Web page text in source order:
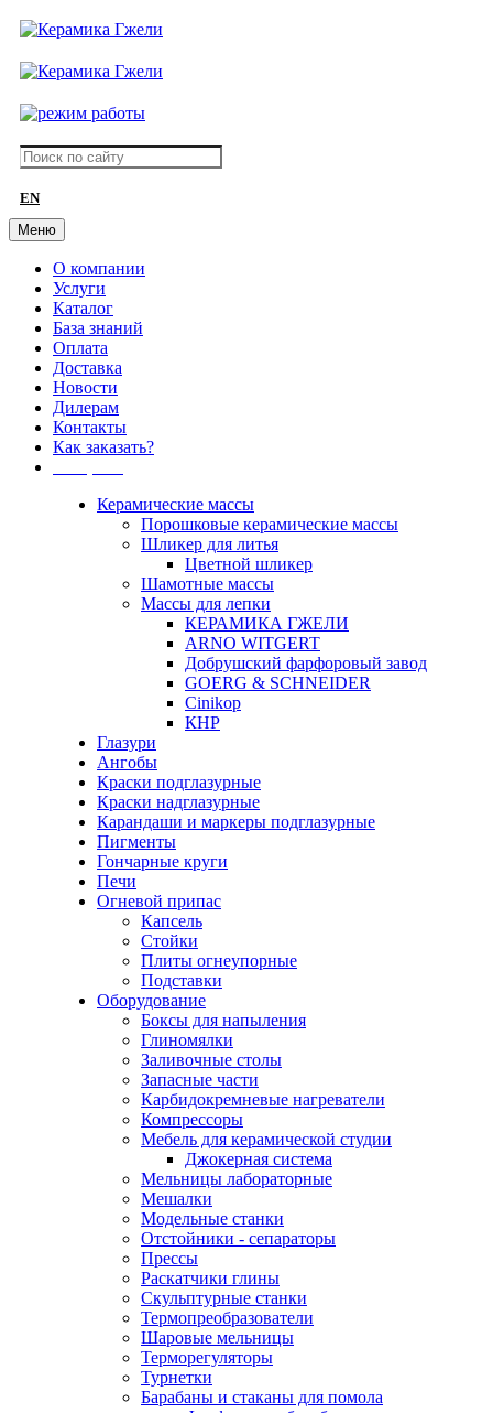
EN
Меню
О компании
Услуги
Каталог
База знаний
Оплата
Доставка
Новости
Дилерам
Контакты
Как заказать?
Керамические массы
Порошковые керамические массы
Шликер для литья
Цветной шликер
Шамотные массы
Массы для лепки
КЕРАМИКА ГЖЕЛИ
ARNO WITGERT
Добрушский фарфоровый завод
GOERG & SCHNEIDER
Cinikop
КНР
Глазури
Ангобы
Краски подглазурные
Краски надглазурные
Карандаши и маркеры подглазурные
Пигменты
Гончарные круги
Печи
Огневой припас
Капсель
Стойки
Плиты огнеупорные
Подставки
Оборудование
Боксы для напыления
Глиномялки
Заливочные столы
Запасные части
Карбидокремневые нагреватели
Компрессоры
Мебель для керамической студии
Джокерная система
Мельницы лабораторные
Мешалки
Модельные станки
Отстойники - сепараторы
Прессы
Раскатчики глины
Скульптурные станки
Термопреобразователи
Шаровые мельницы
Терморегуляторы
Турнетки
Барабаны и стаканы для помола